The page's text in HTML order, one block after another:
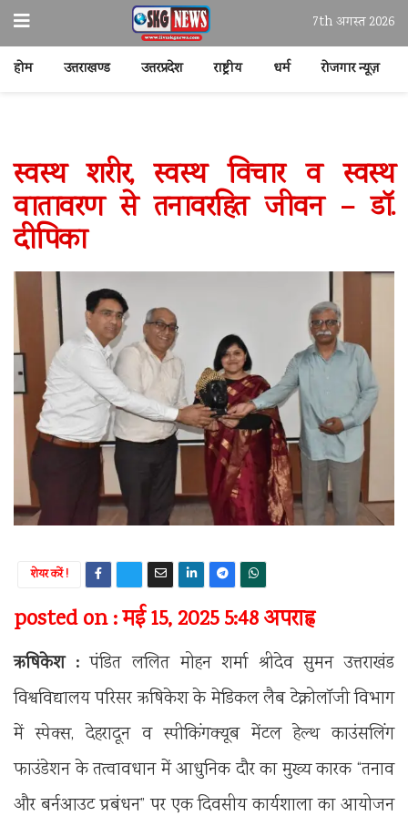
7th अगस्त 2026
होम उत्तराखण्ड उत्तरप्रदेश राष्ट्रीय धर्म रोजगार न्यूज़
स्वस्थ शरीर, स्वस्थ विचार व स्वस्थ
वातावरण से तनावरहित जीवन – डॉ.
दीपिका
शेयर करें !
posted on : मई 15, 2025 5:48 अपराह्न
ऋषिकेश :पंडित ललित मोहन शर्मा श्रीदेव सुमन उत्तराखंड
विश्वविद्यालय परिसर ऋषिकेश के मेडिकल लैब टेक्नोलॉजी विभाग
में स्पेक्स, देहरादून व स्पीकिंगक्यूब मेंटल हेल्थ काउंसलिंग
फाउंडेशन के तत्वावधान में आधुनिक दौर का मुख्य कारक “तनाव
और बर्नआउट प्रबंधन” पर एक दिवसीय कार्यशाला का आयोजन